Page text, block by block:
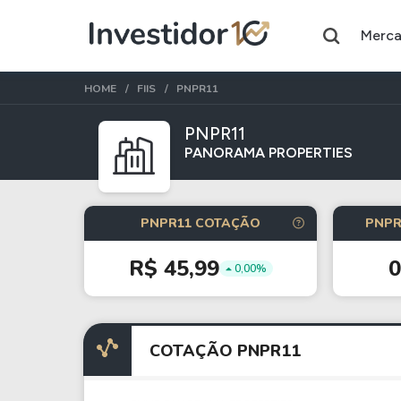
Assuntos do momento
Índice
Ibovespa
Ação
Petrobras
Ações
Taesa
Itausa
Ambev
FIIs
XPML11
RECR11
HOME FIIS PNPR11
PNPR11
PANORAMA PROPERTIES
PNPR11 COTAÇÃO
R$ 45,99 0,00%
COTAÇÃO PNPR11